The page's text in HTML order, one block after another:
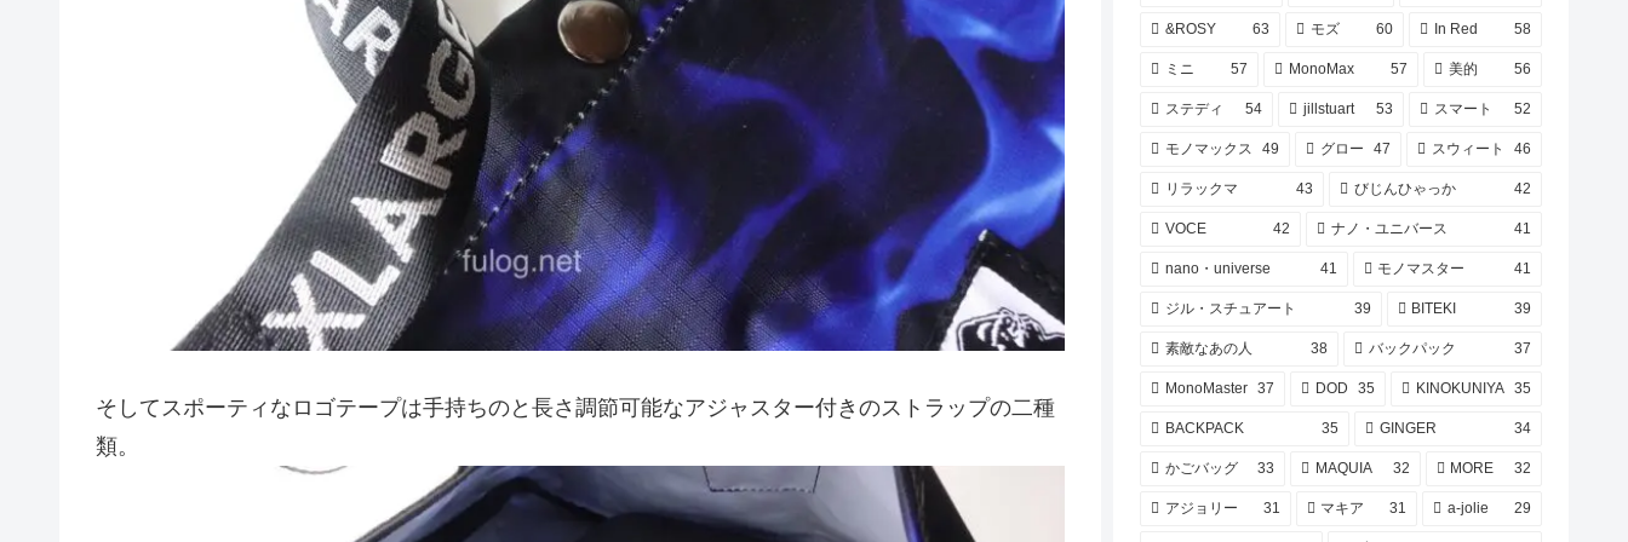
そしてスポーティなロゴテープは手持ちのと長さ調節可能なアジャスター付きのストラップの二種
類。
&ROSY 63 モズ 60 In Red 58
ミニ 57 MonoMax 57 美的 56
ステディ 54 jillstuart 53 スマート 52
モノマックス 49 グロー 47 スウィート 46
リラックマ 43 びじんひゃっか 42
VOCE 42 ナノ・ユニバース 41
nano・universe 41 モノマスター 41
ジル・スチュアート 39 BITEKI 39
素敵なあの人 38 バックパック 37
MonoMaster 37 DOD 35 KINOKUNIYA 35
BACKPACK 35 GINGER 34
かごバッグ 33 MAQUIA 32 MORE 32
アジョリー 31 マキア 31 a-jolie 29